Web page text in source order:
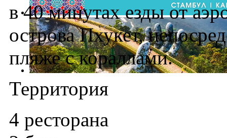
в 40 минутах езды от
острова Пхукет,
пляже с кораллами.
Территория
4 ресторана